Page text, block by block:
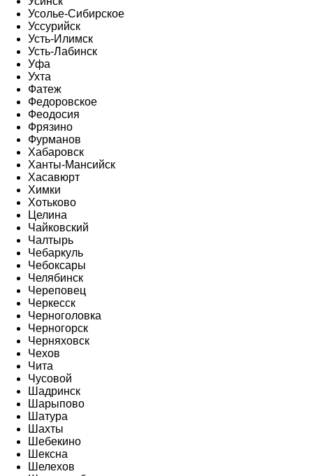
Усолье-Сибирское
Уссурийск
Усть-Илимск
Усть-Лабинск
Уфа
Ухта
Фатеж
Федоровское
Феодосия
Фрязино
Фурманов
Хабаровск
Ханты-Мансийск
Хасавюрт
Химки
Хотьково
Целина
Чайковский
Чалтырь
Чебаркуль
Чебоксары
Челябинск
Череповец
Черкесск
Черноголовка
Черногорск
Черняховск
Чехов
Чита
Чусовой
Шадринск
Шарыпово
Шатура
Шахты
Шебекино
Шексна
Шелехов